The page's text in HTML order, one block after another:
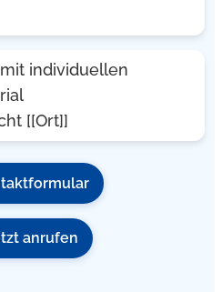
individuellen
[[Ort]]
anrufen